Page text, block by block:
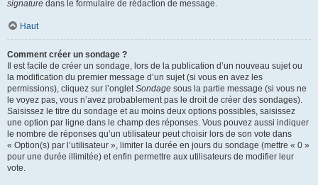
signature dans le formulaire de rédaction de message.
Haut
Comment créer un sondage ?
Il est facile de créer un sondage, lors de la publication d’un nouveau sujet ou
la modification du premier message d’un sujet (si vous en avez les
permissions), cliquez sur l’ongletSondage sous la partie message (si vous ne
le voyez pas, vous n’avez probablement pas le droit de créer des sondages).
Saisissez le titre du sondage et au moins deux options possibles, saisissez
une option par ligne dans le champ des réponses. Vous pouvez aussi indiquer
le nombre de réponses qu’un utilisateur peut choisir lors de son vote dans
« Option(s) par l’utilisateur », limiter la durée en jours du sondage (mettre « 0 »
pour une durée illimitée) et enfin permettre aux utilisateurs de modifier leur
vote.